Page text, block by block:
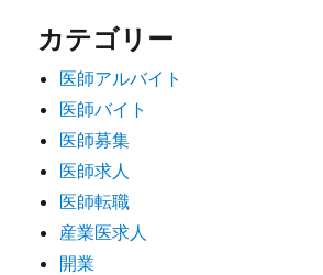
カテゴリー
医師アルバイト
医師バイト
医師募集
医師求人
医師転職
産業医求人
開業